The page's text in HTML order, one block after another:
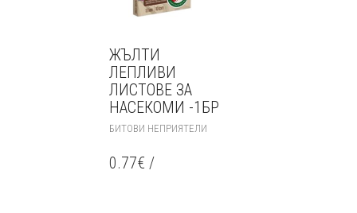
ЖЪЛТИ
ЛЕПЛИВИ
ЛИСТОВЕ ЗА
НАСЕКОМИ -1БР
БИТОВИ НЕПРИЯТЕЛИ
0.77€ /